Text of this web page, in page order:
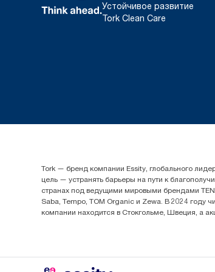
Устойчивое развитие
Tork Clean Care
Tork — бренд компании Essity, глобального
цель — устранять барьеры на пути к
странах под ведущими мировыми брендами
Saba, Tempo, TOM Organic и Zewa. В 2024 году
компании находится в Стокгольме, Швеция, а